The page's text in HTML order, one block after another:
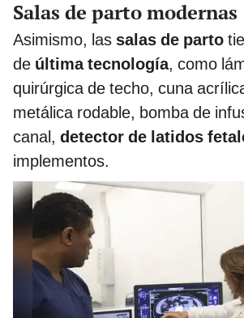
Salas de parto modernas
Asimismo, las salas de parto
de última tecnología, como
quirúrgica de techo, cuna
metálica rodable, bomba de
canal, detector de latidos
implementos.